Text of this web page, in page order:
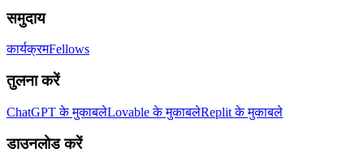
समुदाय
कार्यक्रमFellows
तुलना करें
ChatGPT के मुकाबलेLovable के मुकाबलेReplit के मुकाबले
डाउनलोड करें